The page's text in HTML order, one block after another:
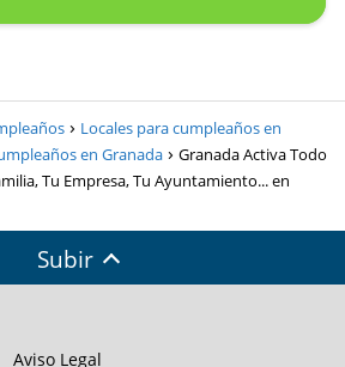
Locales para cumpleaños en
en Granada
Granada Activa Todo
Tu Empresa, Tu Ayuntamiento... en
Subir
Aviso Legal